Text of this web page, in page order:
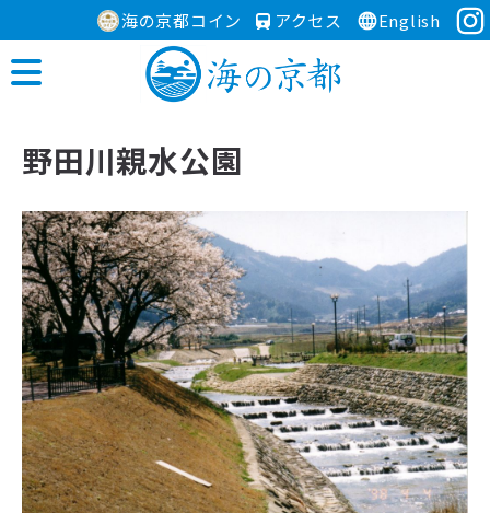
海の京都コイン アクセス English
野田川親水公園